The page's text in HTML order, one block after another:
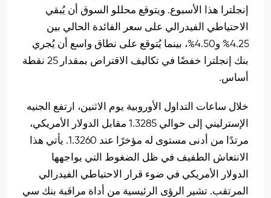
إنجلترا هذا الأسبوع. ويتوقع محللو السوق أن يُبقي
الاحتياطي الفيدرالي على سعر الفائدة الحالي بين
4.25% و4.50%، بينما يُتوقع على نطاق واسع أن يُجري
بنك إنجلترا خفضًا في تكاليف الاقتراض بمقدار 25 نقطة
أساس.
خلال ساعات التداول الأوروبية يوم الاثنين، ارتفع الجنيه
الإسترليني إلى حوالي 1.3285 مقابل الدولار الأمريكي،
مرتدًا من أدنى مستوى له مؤخرًا عند 1.3260. يأتي هذا
الانتعاش الطفيف في ظل الضغوط التي يواجهها
الدولار الأمريكي في ضوء قرار الاحتياطي الفيدرالي
المرتقب. تشير الرؤى الرئيسية من أداة مراقبة بنك سي